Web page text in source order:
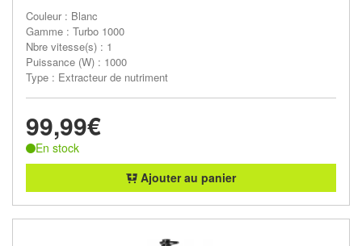
Couleur : Blanc
Gamme : Turbo 1000
Nbre vitesse(s) : 1
Puissance (W) : 1000
Type : Extracteur de nutriment
99,99€
En stock
Ajouter au panier